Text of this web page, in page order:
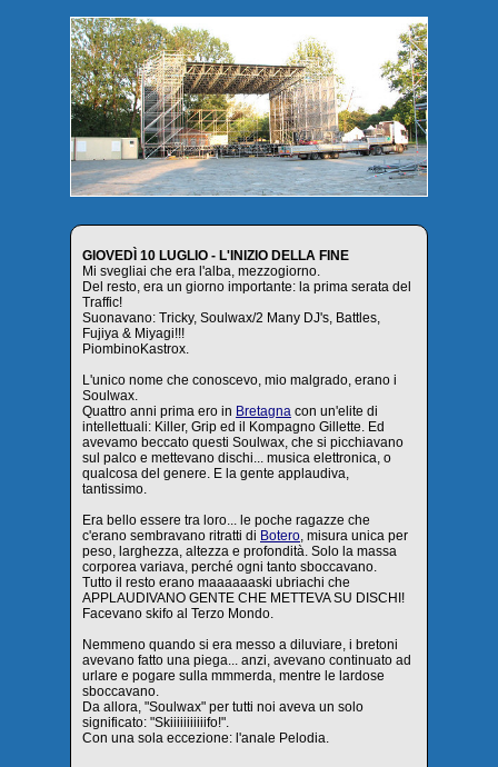
GIOVEDÌ 10 LUGLIO - L'INIZIO DELLA FINE
Mi svegliai che era l'alba, mezzogiorno.
Del resto, era un giorno importante: la prima serata del
Traffic!
Suonavano: Tricky, Soulwax/2 Many DJ's, Battles,
Fujiya & Miyagi!!!
PiombinoKastrox.
L'unico nome che conoscevo, mio malgrado, erano i
Soulwax.
Quattro anni prima ero in Bretagna con un'elite di
intellettuali: Killer, Grip ed il Kompagno Gillette. Ed
avevamo beccato questi Soulwax, che si picchiavano
sul palco e mettevano dischi... musica elettronica, o
qualcosa del genere. E la gente applaudiva,
tantissimo.
Era bello essere tra loro... le poche ragazze che
c'erano sembravano ritratti di Botero, misura unica per
peso, larghezza, altezza e profondità. Solo la massa
corporea variava, perché ogni tanto sboccavano.
Tutto il resto erano maaaaaaski ubriachi che
APPLAUDIVANO GENTE CHE METTEVA SU DISCHI!
Facevano skifo al Terzo Mondo.
Nemmeno quando si era messo a diluviare, i bretoni
avevano fatto una piega... anzi, avevano continuato ad
urlare e pogare sulla mmmerda, mentre le lardose
sboccavano.
Da allora, "Soulwax" per tutti noi aveva un solo
significato: "Skiiiiiiiiiiifo!".
Con una sola eccezione: l'anale Pelodia.